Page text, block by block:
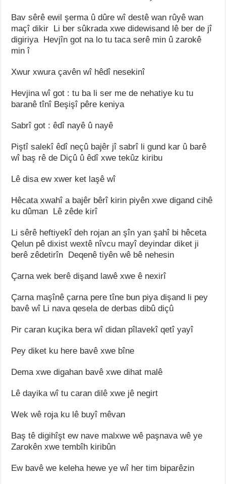
Bav sêrê ewil şerma û dûre wî destê wan rûyê wan
maçî dikir Li ber sûkrada xwe didewisand lê ber de jî
digiriya Hevjîn got na lo tu taca serê min û zarokê
min î
Xwur xwura çavên wî hêdî nesekinî
Hevjina wî got : tu ba li ser me de nehatiye ku tu
baranê tînî Beşişî pêre keniya
Sabrî got : êdî nayê û nayê
Piştî salekî êdî neçû bajêr jî sabrî li gund kar û barê
wî baş rê de Diçû û êdî xwe tekûz kiribu
Lê disa ew xwer ket laşê wî
Hêcata xwahî a bajêr bêrî kirin piyên xwe digand cihê
ku dûman Lê zêde kirî
Li sêrê heftiyekî deh rojan an şîn yan şahî bi hêceta
Qelun pê dixist wextê nîvcu mayî deyindar diket ji
berê zêdetirîn Deqenê tiyên wê bê nehesin
Çarna wek berê dişand lawê xwe ê nexirî
Çarna maşînê çarna pere tîne bun piya dişand li pey
bavê wî Li nava qesela de derbas dibû diçû
Pir caran kuçika bera wî didan pîlavekî qetî yayî
Pey diket ku here bavê xwe bîne
Dema xwe digahan bavê xwe dihat malê
Lê dayika wî tu caran dilê xwe jê negirt
Wek wê roja ku lê buyî mêvan
Baş tê digihîşt ew nave malxwe wê paşnava wê ye
Zarokên xwe tembîh kiribûn
Ew bavê we keleha hewe ye wî her tim biparêzin